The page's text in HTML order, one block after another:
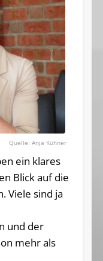
Anja Kühner
ein klares
Blick auf die
Viele sind ja
und der
mehr als